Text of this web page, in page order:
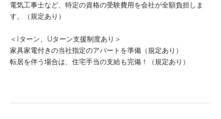
電気工事士など、特定の資格の受験費用を会社が全額負担しま
す。（規定あり）
＜Iターン、Uターン支援制度あり＞
家具家電付きの当社指定のアパートを準備（規定あり）
転居を伴う場合は、住宅手当の支給も完備！（規定あり）